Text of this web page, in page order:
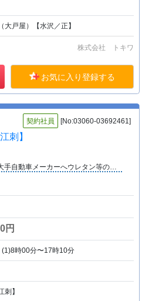
戸屋）【水沢／正】
株式会社 トキワ
お気に入り登録する
契約社員 [No:03060-03692461]
刺】
大手自動車メーカーへウレタン等のリサイクル部品を納入しています 現在ではウレタン等の加工から半導体製造装置・ドローンの組立てなど新領域にも積極的に対応している会社です
円
時00分〜17時10分
】